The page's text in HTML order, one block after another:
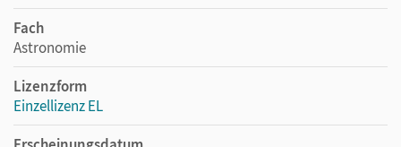
Fach
Astronomie
Lizenzform
Einzellizenz EL